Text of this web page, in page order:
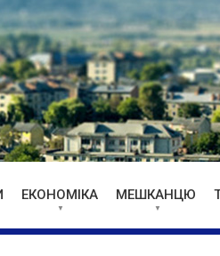
ЕКОНОМІКА МЕШКАНЦЮ